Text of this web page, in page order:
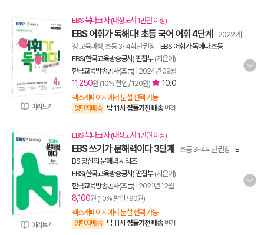
미리보기
EBS 북마크 자 (대상도서 1만원 이상)
EBS 어휘가 독해다! 초등 국어 어휘 4단계 - 2022 개
정 교육과정, 초등 3~4학년 권장-EBS 어휘가 독해다 초등
EBS(한국교육방송공사) 편집부(지은이)
한국교육방송공사(초등) 2024년 09월
11,250원 (10% 할인 / 120원) 10.0
책소개페이지에서 분철 선택 가능
양탄자배송 밤 11시 잠들기전 배송 변경
미리보기
EBS 북마크 자 (대상도서 1만원 이상)
EBS 쓰기가 문해력이다 3단계 - 초등 3~4학년 권장-E
BS 당신의 문해력 시리즈
EBS(한국교육방송공사) 편집부(지은이)
한국교육방송공사(초등) 2021년 12월
8,100원 (10% 할인 / 90원)
책소개페이지에서 분철 선택 가능
양탄자배송 밤 11시 잠들기전 배송 변경